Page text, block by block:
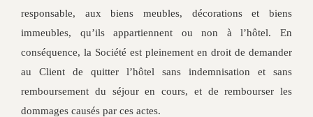
responsable, aux biens meubles, décorations et biens
immeubles, qu’ils appartiennent ou non à l’hôtel. En
conséquence, la Société est pleinement en droit de demander
au Client de quitter l’hôtel sans indemnisation et sans
remboursement du séjour en cours, et de rembourser les
dommages causés par ces actes.